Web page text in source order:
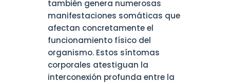
también genera numerosas
manifestaciones somáticas que
afectan concretamente el
funcionamiento físico del
organismo. Estos síntomas
corporales atestiguan la
interconexión profunda entre la